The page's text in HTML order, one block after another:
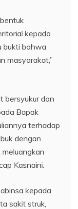
kepada
bukti bahwa
masyarakat,”
bersyukur dan
Bapak
terhadap
dengan
Kasnaini.
kepada
sakit struk,